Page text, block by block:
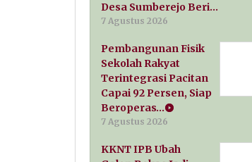
Desa Sumberejo Beri…
7 Agustus 2026
Pembangunan Fisik
Sekolah Rakyat
Terintegrasi Pacitan
Capai 92 Persen, Siap
Beroperas…
7 Agustus 2026
KKNT IPB Ubah